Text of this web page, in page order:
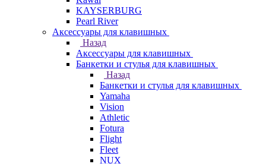
KAYSERBURG
Pearl River
Аксессуары для клавишных
Назад
Аксессуары для клавишных
Банкетки и стулья для клавишных
Назад
Банкетки и стулья для клавишных
Yamaha
Vision
Athletic
Fotura
Flight
Fleet
NUX